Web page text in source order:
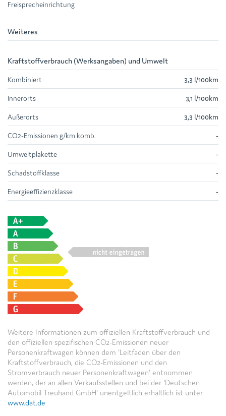
Freisprecheinrichtung
Weiteres
Kraftstoffverbrauch (Werksangaben) und Umwelt
Kombiniert 3,3 l/100km
Innerorts 3,1 l/100km
Außerorts 3,3 l/100km
CO2-Emissionen g/km komb. -
Umweltplakette -
Schadstoffklasse -
Energieeffizienzklasse -
Weitere Informationen zum offiziellen Kraftstoffverbrauch und
den offiziellen spezifischen CO2-Emissionen neuer
Personenkraftwagen können dem 'Leitfaden über den
Kraftstoffverbrauch, die CO2-Emissionen und den
Stromverbrauch neuer Personenkraftwagen' entnommen
werden, der an allen Verkaufsstellen und bei der 'Deutschen
Automobil Treuhand GmbH' unentgeltlich erhältlich ist unter
www.dat.de